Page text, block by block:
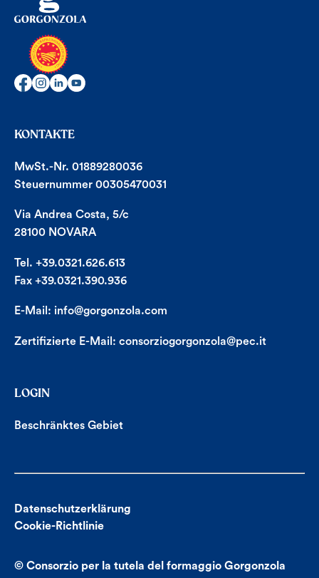
KONTAKTE
MwSt.-Nr. 01889280036
Steuernummer 00305470031
Via Andrea Costa, 5/c
28100 NOVARA
Tel. +39.0321.626.613
Fax +39.0321.390.936
E-Mail: info@gorgonzola.com
Zertifizierte E-Mail: consorziogorgonzola@pec.it
LOGIN
Beschränktes Gebiet
Datenschutzerklärung
Cookie-Richtlinie
© Consorzio per la tutela del formaggio Gorgonzola